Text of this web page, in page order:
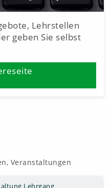
Lehrstellen
geben Sie selbst
Veranstaltungen
Lehrgang